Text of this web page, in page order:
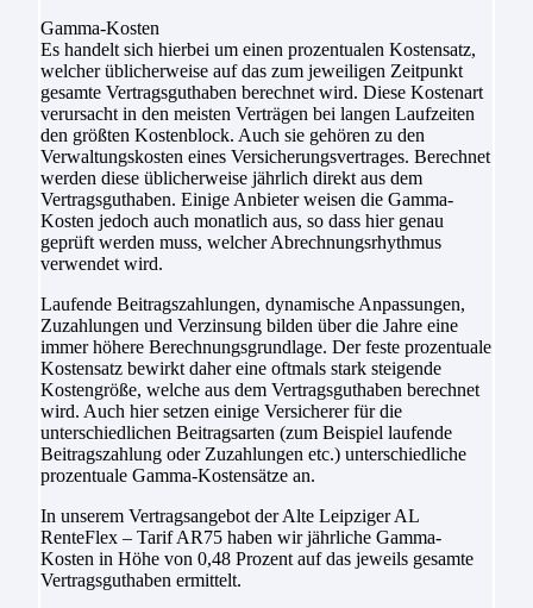
Gamma-Kosten
Es handelt sich hierbei um einen prozentualen Kostensatz,
welcher üblicherweise auf das zum jeweiligen Zeitpunkt
gesamte Vertragsguthaben berechnet wird. Diese Kostenart
verursacht in den meisten Verträgen bei langen Laufzeiten
den größten Kostenblock. Auch sie gehören zu den
Verwaltungskosten eines Versicherungsvertrages. Berechnet
werden diese üblicherweise jährlich direkt aus dem
Vertragsguthaben. Einige Anbieter weisen die Gamma-
Kosten jedoch auch monatlich aus, so dass hier genau
geprüft werden muss, welcher Abrechnungsrhythmus
verwendet wird.
Laufende Beitragszahlungen, dynamische Anpassungen,
Zuzahlungen und Verzinsung bilden über die Jahre eine
immer höhere Berechnungsgrundlage. Der feste prozentuale
Kostensatz bewirkt daher eine oftmals stark steigende
Kostengröße, welche aus dem Vertragsguthaben berechnet
wird. Auch hier setzen einige Versicherer für die
unterschiedlichen Beitragsarten (zum Beispiel laufende
Beitragszahlung oder Zuzahlungen etc.) unterschiedliche
prozentuale Gamma-Kostensätze an.
In unserem Vertragsangebot der Alte Leipziger AL
RenteFlex – Tarif AR75 haben wir jährliche Gamma-
Kosten in Höhe von 0,48 Prozent auf das jeweils gesamte
Vertragsguthaben ermittelt.